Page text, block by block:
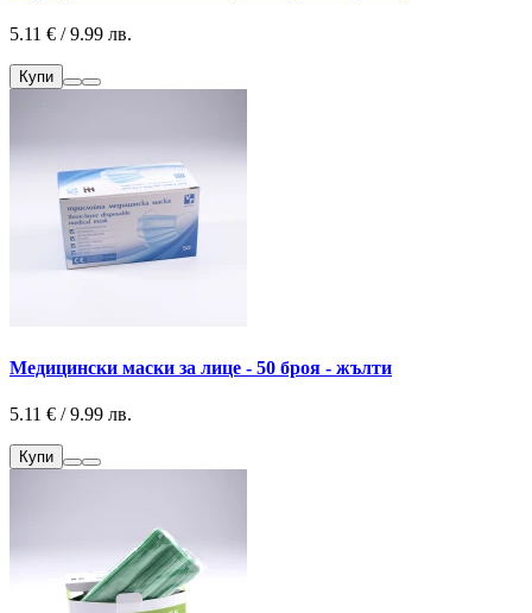
5.11 € / 9.99 лв.
Купи
Медицински маски за лице - 50 броя - жълти
5.11 € / 9.99 лв.
Купи